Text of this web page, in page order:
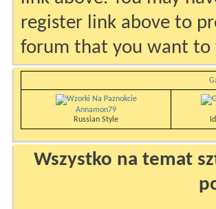
register link above to
forum that you want to
Annamon79
Russian Style
Wszystko na temat